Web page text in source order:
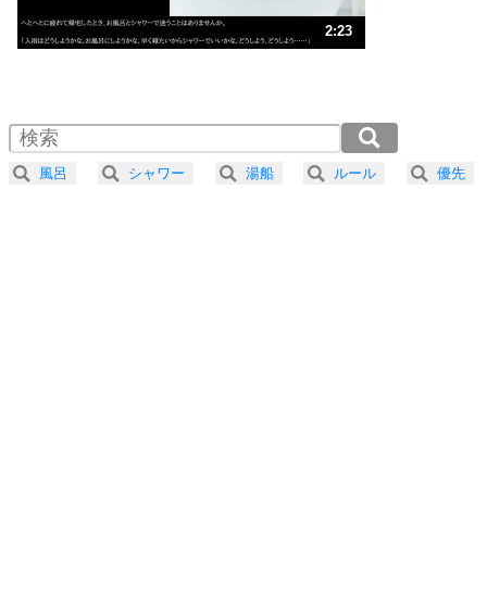
人生、なんとかなるもの。
気楽に生きる30の方法
4 器の大きい人は、怒りを優しさで表現する。
2:23
2.0倍速 （281KB 1分11秒）
2.5倍速 （225KB 57秒）
3.0倍速 （188KB 47秒）
風呂 シャワー 湯船 ルール 優先